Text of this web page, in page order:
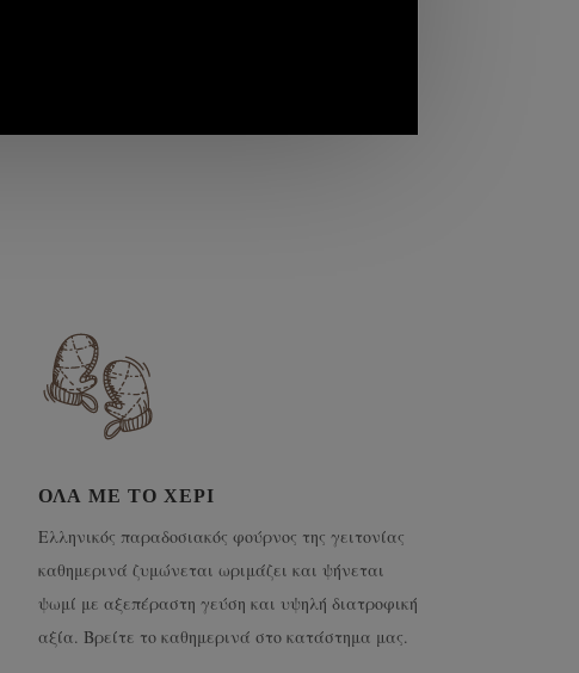
ΌΛΑ ΜΕ ΤΟ ΧΈΡΙ
Ελληνικός παραδοσιακός φούρνος της γειτονίας
καθημερινά ζυμώνεται ωριμάζει και ψήνεται
ψωμί με αξεπέραστη γεύση και υψηλή διατροφική
αξία. Βρείτε το καθημερινά στο κατάστημα μας.